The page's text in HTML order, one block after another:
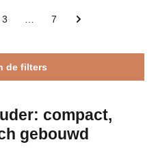
3 7
de filters
compact,
gebouwd